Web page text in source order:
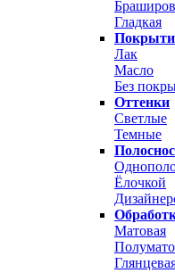
Гладкая
Лак
Масло
Без
Оттенки
Светлые
Темные
Ёлочкой
Матовая